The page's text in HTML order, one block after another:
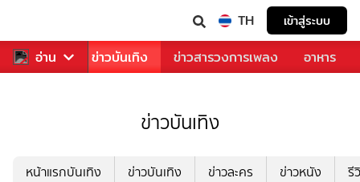
TH เข้าสู่ระบบ
อ่าน
ฬา ข่าว ข่าวบันเทิง ข่าวสารวงการเพลง อาหาร
ข่าวบันเทิง
หน้าแรกบันเทิง ข่าวบันเทิง ข่าวละคร ข่าวหนัง รี